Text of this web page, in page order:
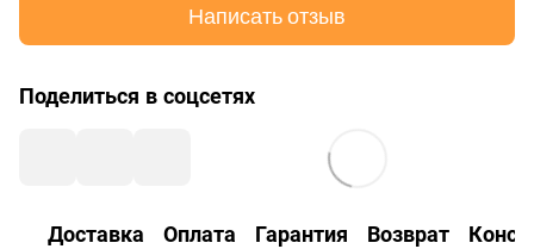
Написать отзыв
Поделиться в соцсетях
Доставка Оплата Гарантия Возврат